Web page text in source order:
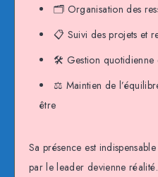
🗂️ Organisation des
📋 Suivi des projets et
🛠️ Gestion quotidienne
⚖️ Maintien de
être
Sa présence est
par le leader devienne réalité.